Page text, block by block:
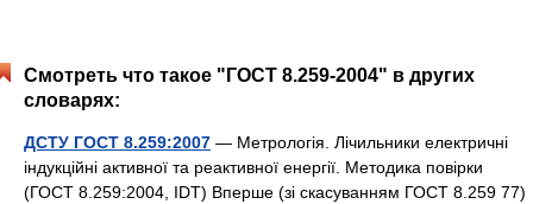
Смотреть что такое "ГОСТ 8.259-2004" в других
словарях:
ДСТУ ГОСТ 8.259:2007 — Метрологія. Лічильники електричні
індукційні активної та реактивної енергії. Методика повірки
(ГОСТ 8.259:2004, IDT) Вперше (зі скасуванням ГОСТ 8.259 77)